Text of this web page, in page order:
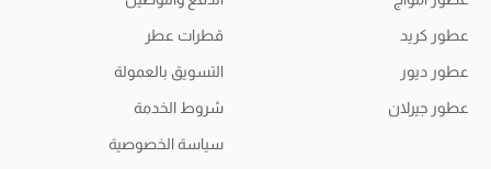
عطور كريد
عطور ديور
عطور جيرلان
قطرات عطر
التسويق بالعمولة
شروط الخدمة
سياسة الخصوصية